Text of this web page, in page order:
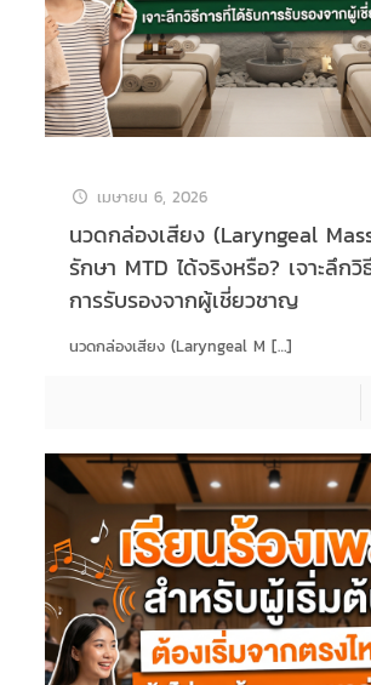
เมษายน 6, 2026
นวดกล่องเสียง (Laryngeal
รักษา MTD ได้จริงหรือ? เจาะลึกวิ
การรับรองจากผู้เชี่ยวชาญ
นวดกล่องเสียง (Laryngeal M […]